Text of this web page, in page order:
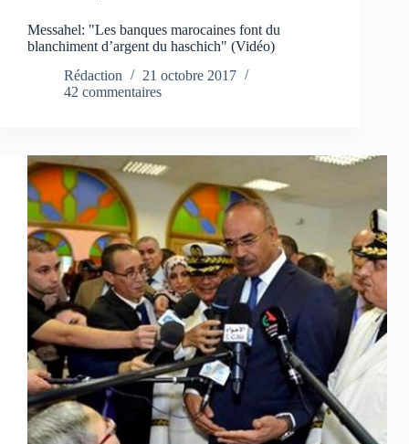
Messahel: "Les banques marocaines font du
blanchiment d’argent du haschich" (Vidéo)
Rédaction
21 octobre 2017
42 commentaires